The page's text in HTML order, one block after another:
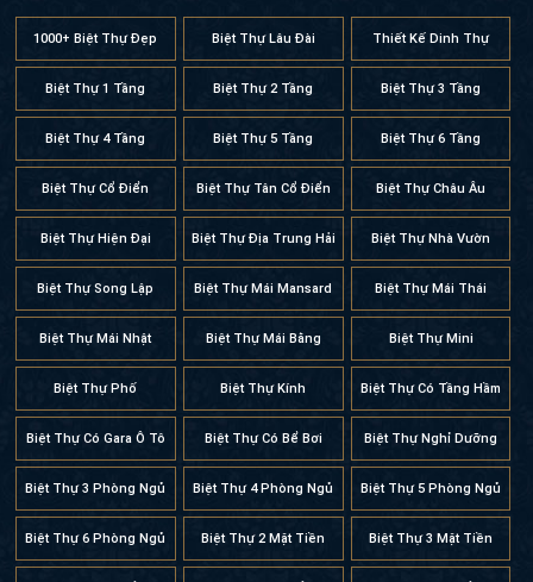
Biệt Thự 1 Tầng Biệt Thự 2 Tầng Biệt Thự 3 Tầng
Biệt Thự 4 Tầng Biệt Thự 5 Tầng Biệt Thự 6 Tầng
Biệt Thự Cổ Điển Biệt Thự Tân Cổ Điển Biệt Thự Châu Âu
Biệt Thự Hiện Đại Biệt Thự Địa Trung Hải Biệt Thự Nhà Vườn
Biệt Thự Song Lập Biệt Thự Mái Mansard Biệt Thự Mái Thái
Biệt Thự Mái Nhật Biệt Thự Mái Bằng Biệt Thự Mini
Biệt Thự Phố Biệt Thự Kính Biệt Thự Có Tầng Hầm
Biệt Thự Có Gara Ô Tô Biệt Thự Có Bể Bơi Biệt Thự Nghỉ Dưỡng
Biệt Thự 3 Phòng Ngủ Biệt Thự 4 Phòng Ngủ Biệt Thự 5 Phòng Ngủ
Biệt Thự 6 Phòng Ngủ Biệt Thự 2 Mặt Tiền Biệt Thự 3 Mặt Tiền
Biệt Thự 2 Tỷ Biệt Thự 3 Tỷ Biệt Thự 4 Tỷ